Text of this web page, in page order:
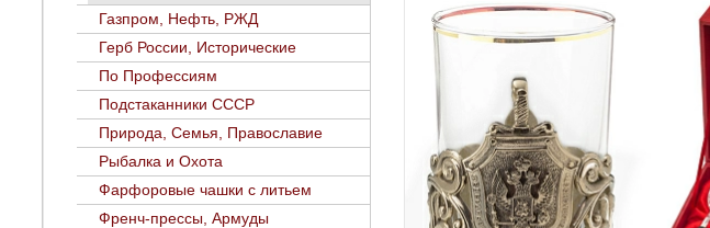
Газпром, Нефть, РЖД
Герб России, Исторические
По Профессиям
Подстаканники СССР
Природа, Семья, Православие
Рыбалка и Охота
Фарфоровые чашки с литьем
Френч-прессы, Армуды